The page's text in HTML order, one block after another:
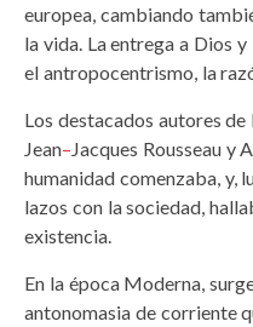
europea, cambiando
la vida. La entrega a Dios
el antropocentrismo, la
Los destacados autores
Jean–Jacques Rousseau y
humanidad comenzaba, y,
lazos con la sociedad,
existencia.
En la época Moderna,
antonomasia de corriente